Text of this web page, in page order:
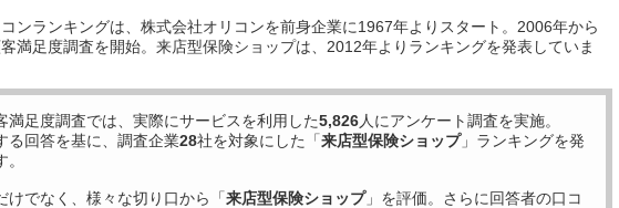
ンランキングは、株式会社オリコンを前身企業に1967年よりスタート。2006年から
満足度調査を開始。来店型保険ショップは、2012年よりランキングを発表していま
満足度調査では、実際にサービスを利用した5,826人にアンケート調査を実施。
る回答を基に、調査企業28社を対象にした「来店型保険ショップ」ランキングを発
けでなく、様々な切り口から「来店型保険ショップ」を評価。さらに回答者の口コ